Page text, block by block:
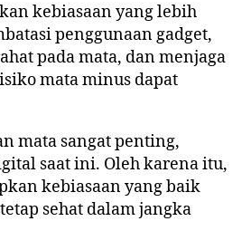
kebiasaan yang lebih
penggunaan gadget,
pada mata, dan menjaga
mata minus dapat
mata sangat penting,
saat ini. Oleh karena itu,
kebiasaan yang baik
sehat dalam jangka